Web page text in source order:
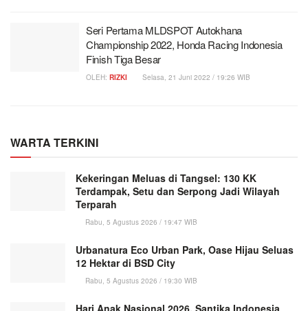
Seri Pertama MLDSPOT Autokhana
Championship 2022, Honda Racing Indonesia
Finish Tiga Besar
OLEH: RIZKI Selasa, 21 Juni 2022 / 19:26 WIB
WARTA TERKINI
Kekeringan Meluas di Tangsel: 130 KK
Terdampak, Setu dan Serpong Jadi Wilayah
Terparah
Rabu, 5 Agustus 2026 / 19:47 WIB
Urbanatura Eco Urban Park, Oase Hijau Seluas
12 Hektar di BSD City
Rabu, 5 Agustus 2026 / 19:30 WIB
Hari Anak Nasional 2026, Santika Indonesia